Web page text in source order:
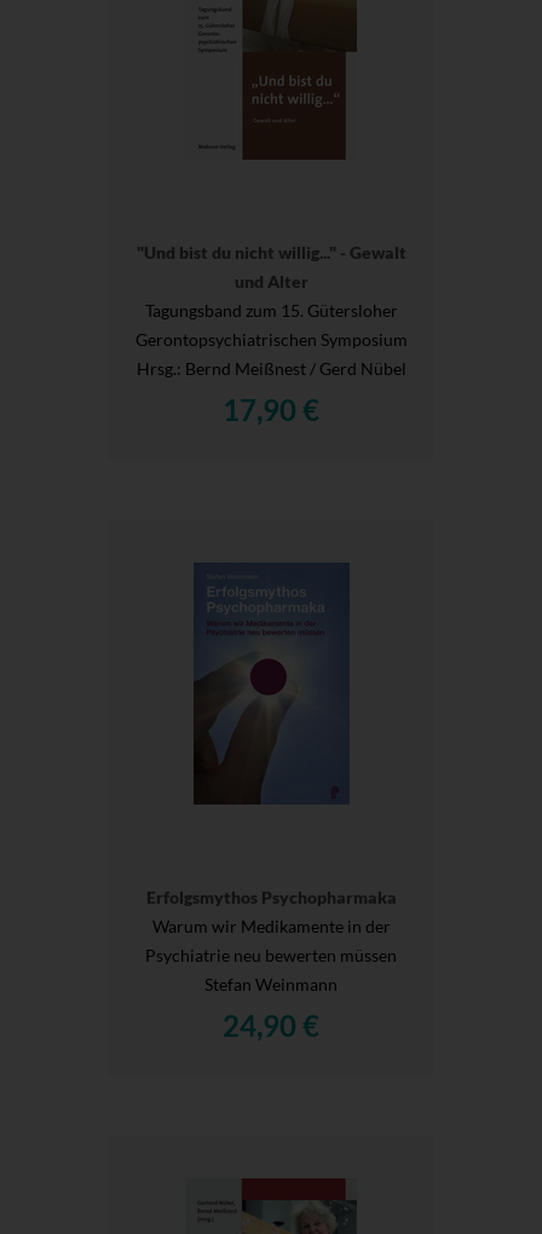
"Und bist du nicht willig..." - Gewalt
und Alter
Tagungsband zum 15. Gütersloher
Gerontopsychiatrischen Symposium
Hrsg.: Bernd Meißnest / Gerd Nübel
17,90 €
Erfolgsmythos Psychopharmaka
Warum wir Medikamente in der
Psychiatrie neu bewerten müssen
Stefan Weinmann
24,90 €